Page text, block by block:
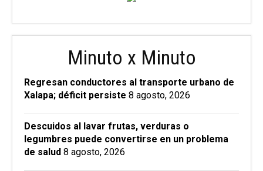
Minuto x Minuto
Regresan conductores al transporte urbano de
Xalapa; déficit persiste 8 agosto, 2026
Descuidos al lavar frutas, verduras o
legumbres puede convertirse en un problema
de salud 8 agosto, 2026